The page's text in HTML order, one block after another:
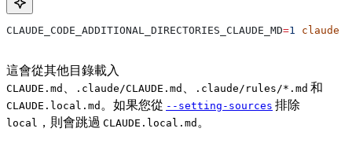
CLAUDE_CODE_ADDITIONAL_DIRECTORIES_CLAUDE_MD=1 claude
這會從其他目錄載入
CLAUDE.md 、 .claude/CLAUDE.md 、 .claude/rules/*.md 和
CLAUDE.local.md 。如果您從 --setting-sources 排除
local ，則會跳過 CLAUDE.local.md 。